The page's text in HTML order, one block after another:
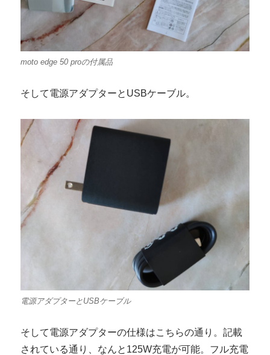
moto edge 50 proの付属品
そして電源アダプターとUSBケーブル。
電源アダプターとUSBケーブル
そして電源アダプターの仕様はこちらの通り。記載
されている通り、なんと125W充電が可能。フル充電